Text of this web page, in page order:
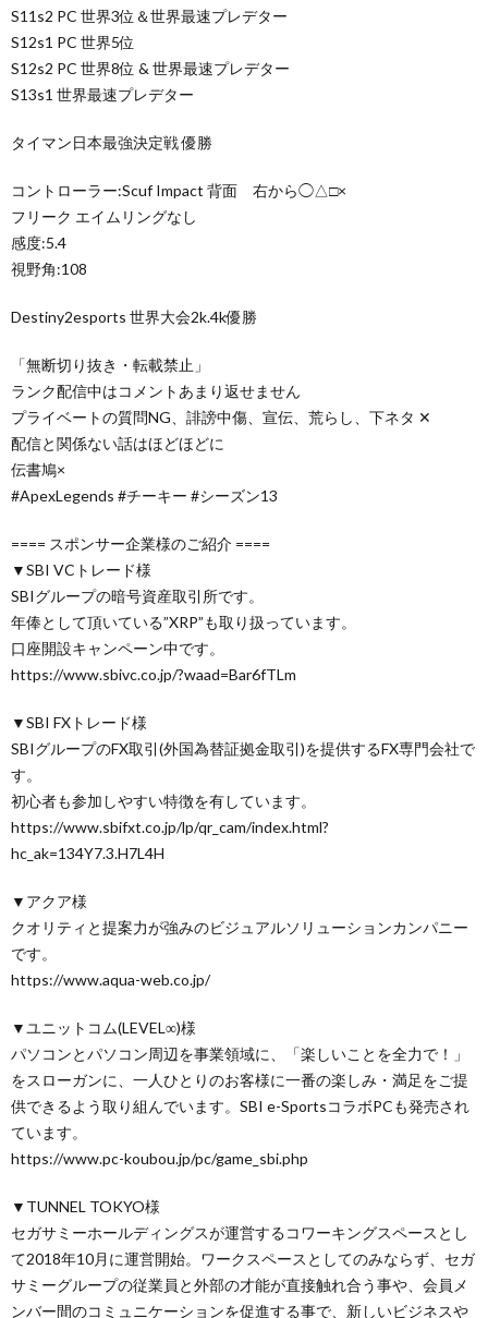
S11s2 PC 世界3位＆世界最速プレデター
S12s1 PC 世界5位
S12s2 PC 世界8位 & 世界最速プレデター
S13s1 世界最速プレデター
タイマン日本最強決定戦 優勝
コントローラー:Scuf Impact 背面 右から◯△□×
フリーク エイムリングなし
感度:5.4
視野角:108
Destiny2esports 世界大会2k.4k優勝
「無断切り抜き・転載禁止」
ランク配信中はコメントあまり返せません
プライベートの質問NG、誹謗中傷、宣伝、荒らし、下ネタ ✕
配信と関係ない話はほどほどに
伝書鳩×
#ApexLegends #チーキー #シーズン13
==== スポンサー企業様のご紹介 ====
▼SBI VCトレード様
SBIグループの暗号資産取引所です。
年俸として頂いている”XRP”も取り扱っています。
口座開設キャンペーン中です。
https://www.sbivc.co.jp/?waad=Bar6fTLm
▼SBI FXトレード様
SBIグループのFX取引(外国為替証拠金取引)を提供するFX専門会社で
す。
初心者も参加しやすい特徴を有しています。
https://www.sbifxt.co.jp/lp/qr_cam/index.html?
hc_ak=134Y7.3.H7L4H
▼アクア様
クオリティと提案力が強みのビジュアルソリューションカンパニー
です。
https://www.aqua-web.co.jp/
▼ユニットコム(LEVEL∞)様
パソコンとパソコン周辺を事業領域に、「楽しいことを全力で！」
をスローガンに、一人ひとりのお客様に一番の楽しみ・満足をご提
供できるよう取り組んでいます。SBI e-SportsコラボPCも発売され
ています。
https://www.pc-koubou.jp/pc/game_sbi.php
▼TUNNEL TOKYO様
セガサミーホールディングスが運営するコワーキングスペースとし
て2018年10月に運営開始。ワークスペースとしてのみならず、セガ
サミーグループの従業員と外部の才能が直接触れ合う事や、会員メ
ンバー間のコミュニケーションを促進する事で、新しいビジネスや